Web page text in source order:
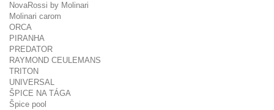
NovaRossi by Molinari
Molinari carom
ORCA
PIRANHA
PREDATOR
RAYMOND CEULEMANS
TRITON
UNIVERSAL
ŠPICE NA TÁGA
Špice pool